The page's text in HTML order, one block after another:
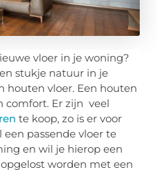
vloer in je woning?
stukje natuur in je
houten vloer. Een houten
comfort. Er zijn veel
te koop, zo is er voor
passende vloer te
en wil je hierop een
worden met een